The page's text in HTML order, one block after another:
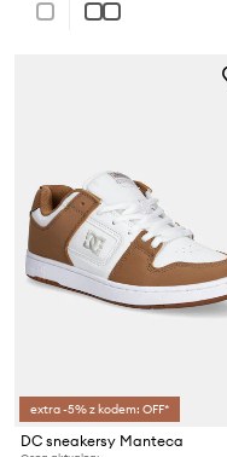
extra -5% z kodem: OFF*
DC sneakersy Manteca